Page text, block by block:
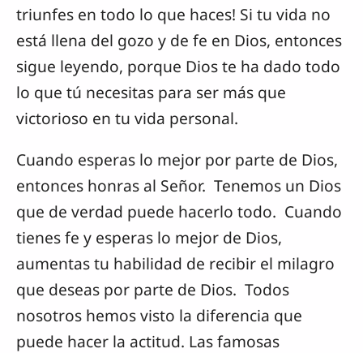
triunfes en todo lo que haces! Si tu vida no
está llena del gozo y de fe en Dios, entonces
sigue leyendo, porque Dios te ha dado todo
lo que tú necesitas para ser más que
victorioso en tu vida personal.
Cuando esperas lo mejor por parte de Dios,
entonces honras al Señor. Tenemos un Dios
que de verdad puede hacerlo todo. Cuando
tienes fe y esperas lo mejor de Dios,
aumentas tu habilidad de recibir el milagro
que deseas por parte de Dios. Todos
nosotros hemos visto la diferencia que
puede hacer la actitud. Las famosas